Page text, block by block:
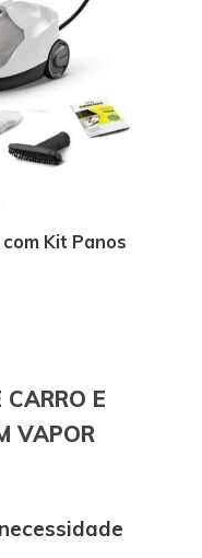
Kit Panos
CARRO E
VAPOR